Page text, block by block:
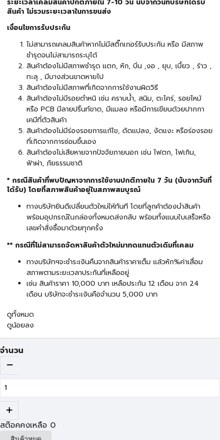
ระยะเวลาเคลมสินค้าปกติภายใน 7-10 วัน นับจากวันที่บริษัทได้รับ
สินค้า ไม่รวมระยะเวลาในการขนส่ง
เงื่อนไขการรับประกัน
ไม่สามารถเคลมสินค้าหากไม่มีสติ๊กเกอร์รับประกัน หรือ มีสภาพ
ชำรุดจนไม่สามารถระบุได้
สินค้าต้องไม่มีสภาพชำรุด แตก, หัก, บิ่น ,งอ , ยุบ, เบี้ยว , ร้าว ,
ทะลุ , มีบางส่วนขาดหายไป
สินค้าต้องไม่มีสภาพที่เกิดจากการใช้งานผิดวิธี
สินค้าต้องไม่มีรอยตำหนิ เช่น คราบน้ำ, สนิม, ตะไคร่, รอยไหม้
หรือ PCB มีลายปริ้นท์ขาด, มีแมลง หรือมีการเขียนด้วยปากกา
เคมีที่ตัวสินค้า
สินค้าต้องไม่มีร่องรอยการแก้ไข, ดัดแปลง, งัดแงะ หรือร่องรอย
ที่เกิดจากการซ่อมขึ้นเอง
สินค้าต้องไม่เสียหายจากปัจจัยภายนอก เช่น ไฟตก, ไฟเกิน,
ฟ้าผ่า, ภัยธรรมชาติ
* กรณีสินค้าที่พบปัญหาจากการใช้งานปกติภายใน 7 วัน (นับจากวันที่
ได้รับ) โดยที่สภาพสินค้าอยู่ในสภาพสมบูรณ์
ทางบริษัทยินดีเปลี่ยนตัวใหม่ให้ทันที โดยที่ลูกค้าต้องนำสินค้า
พร้อมอุปกรณ์ในกล่องทั้งหมดส่งกลับ พร้อมทั้งแนบใบเสร็จหรือ
เลขคำสั่งซื้อมาด้วยทุกครั้ง
** กรณีที่ไม่สามารถจัดหาสินค้าตัวใหม่มาทดแทนตัวเดิมที่เคลม
ทางบริษัทฯจะชำระเงินคืนจากสินค้าราคาเต็ม แล้วหัก%ค่าเสื่อม
สภาพตามระยะเวลาประกันที่เหลืออยู่
เช่น สินค้าราคา 10,000 บาท เหลือประกัน 12 เดือน จาก 24
เดือน บริษัทจะชำระเงินคือจำนวน 5,000 บาท
ดูทั้งหมด
ดูน้อยลง
จำนวน
สต๊อคคงเหลือ 0